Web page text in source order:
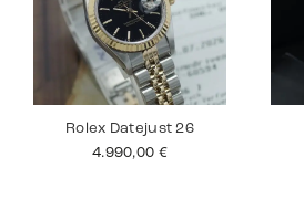
Rolex Datejust 26
4.990,00 €